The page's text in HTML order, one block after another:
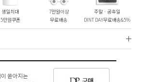
생일최대
5만원쿠폰
7만원이상
무료배송
주말ㆍ공휴일
DINT DAY무료배송&5%